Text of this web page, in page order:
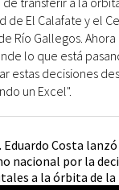
de El Calafate y el
Río Gallegos.
lo que está
estas decisiones
un Excel".